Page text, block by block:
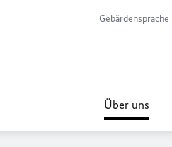
Gebärdensprache
Über uns